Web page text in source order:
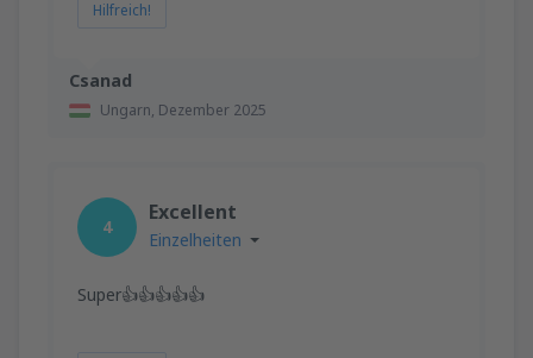
Csanad
Ungarn, Dezember 2025
Hilfreich!
4
Excellent
Einzelheiten
Super👍👍👍👍👍